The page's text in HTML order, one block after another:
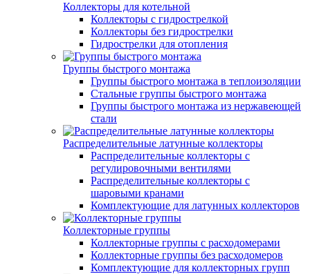
Коллекторы для котельной
Коллекторы с гидрострелкой
Коллекторы без гидрострелки
Гидрострелки для отопления
Группы быстрого монтажа
Группы быстрого монтажа в теплоизоляции
Стальные группы быстрого монтажа
Группы быстрого монтажа из нержавеющей
стали
Распределительные латунные коллекторы
Распределительные коллекторы с
регулировочными вентилями
Распределительные коллекторы с
шаровыми кранами
Комплектующие для латунных коллекторов
Коллекторные группы
Коллекторные группы с расходомерами
Коллекторные группы без расходомеров
Комплектующие для коллекторных групп